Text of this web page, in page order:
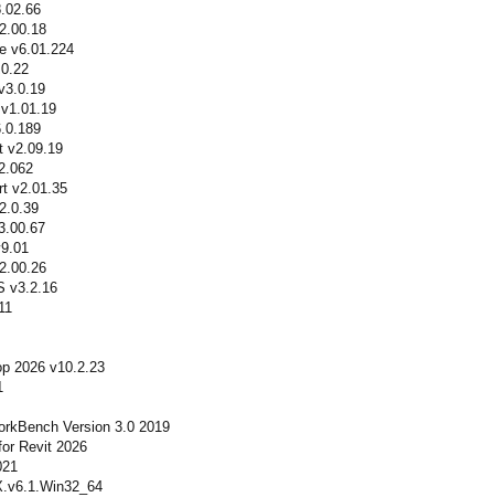
v6.01.224
v2.09.19
v2.01.35
v3.2.16
2026 v10.2.23
Version 3.0 2019
Revit 2026